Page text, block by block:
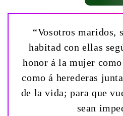
“Vosotros maridos,
habitad con ellas
honor á la mujer
como á herederas
de la vida; para que
sean